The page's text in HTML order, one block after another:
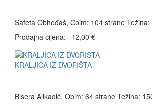
Safeta Obhođaš, Obim: 104 strane
Prodajna cijena:
12,00 €
KRALJICA IZ DVORIŠTA
Bisera Alikadić, Obim: 64 strane Težina: